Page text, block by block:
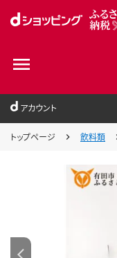
アカウント
トップページ 飲料類